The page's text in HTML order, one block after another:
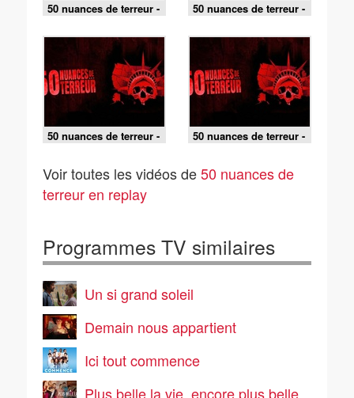
50 nuances de terreur -
Amies pour la vie
(Missouri) / Au fil de
l'horreur (Kansas)
50 nuances de terreur -
Destino (Floride)
50 nuances de terreur -
L'île du mal
50 nuances de terreur -
On y est presque
Voir toutes les vidéos de50 nuances de
terreur en replay
Programmes TV similaires
Un si grand soleil
Demain nous appartient
Ici tout commence
Plus belle la vie, encore plus belle